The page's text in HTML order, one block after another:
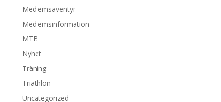
Medlemsäventyr
Medlemsinformation
MTB
Nyhet
Träning
Triathlon
Uncategorized